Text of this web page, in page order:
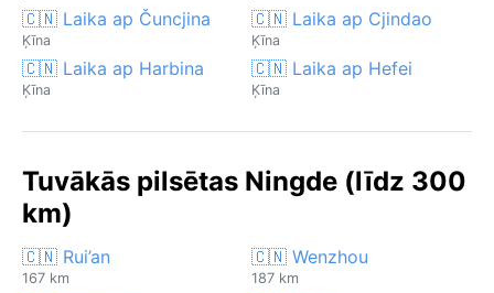
🇨🇳 Laika ap Čuncjina
Ķīna
🇨🇳 Laika ap Cjindao
Ķīna
🇨🇳 Laika ap Harbina
Ķīna
🇨🇳 Laika ap Hefei
Ķīna
Tuvākās pilsētas Ningde (līdz 300
km)
🇨🇳 Rui’an
167 km
🇨🇳 Wenzhou
187 km